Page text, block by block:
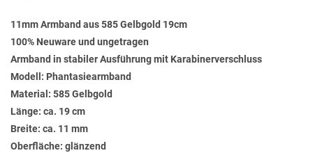
11mm Armband aus 585 Gelbgold 19cm
100% Neuware und ungetragen
Armband in stabiler Ausführung mit Karabinerverschluss
Modell: Phantasiearmband
Material: 585 Gelbgold
Länge: ca. 19 cm
Breite: ca. 11 mm
Oberfläche: glänzend